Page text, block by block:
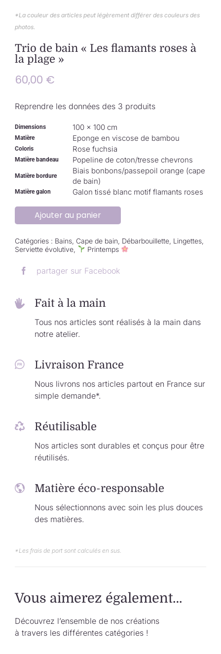
*La couleur des articles peut légèrement différer des couleurs des
photos.
Trio de bain « Les flamants roses à
la plage »
60,00 €
Reprendre les données des 3 produits
Dimensions 100 × 100 cm
Matière Eponge en viscose de bambou
Coloris Rose fuchsia
Matière bandeau Popeline de coton/tresse chevrons
Matière bordure
Biais bonbons/passepoil orange (cape
de bain)
Matière galon Galon tissé blanc motif flamants roses
Ajouter au panier
Catégories : Bains, Cape de bain, Débarbouillette, Lingettes,
Serviette évolutive, Printemps
partager sur Facebook
Fait à la main
Tous nos articles sont réalisés à la main dans
notre atelier.
Livraison France
Nous livrons nos articles partout en France sur
simple demande*.
Réutilisable
Nos articles sont durables et conçus pour être
réutilisés.
Matière éco-responsable
Nous sélectionnons avec soin les plus douces
des matières.
*Les frais de port sont calculés en sus.
Vous aimerez également…
Découvrez l’ensemble de nos créations
à travers les différentes catégories !